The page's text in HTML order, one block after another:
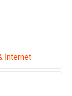
İnternet